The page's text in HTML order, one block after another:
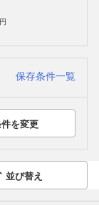
保存条件一覧
を変更
並び替え